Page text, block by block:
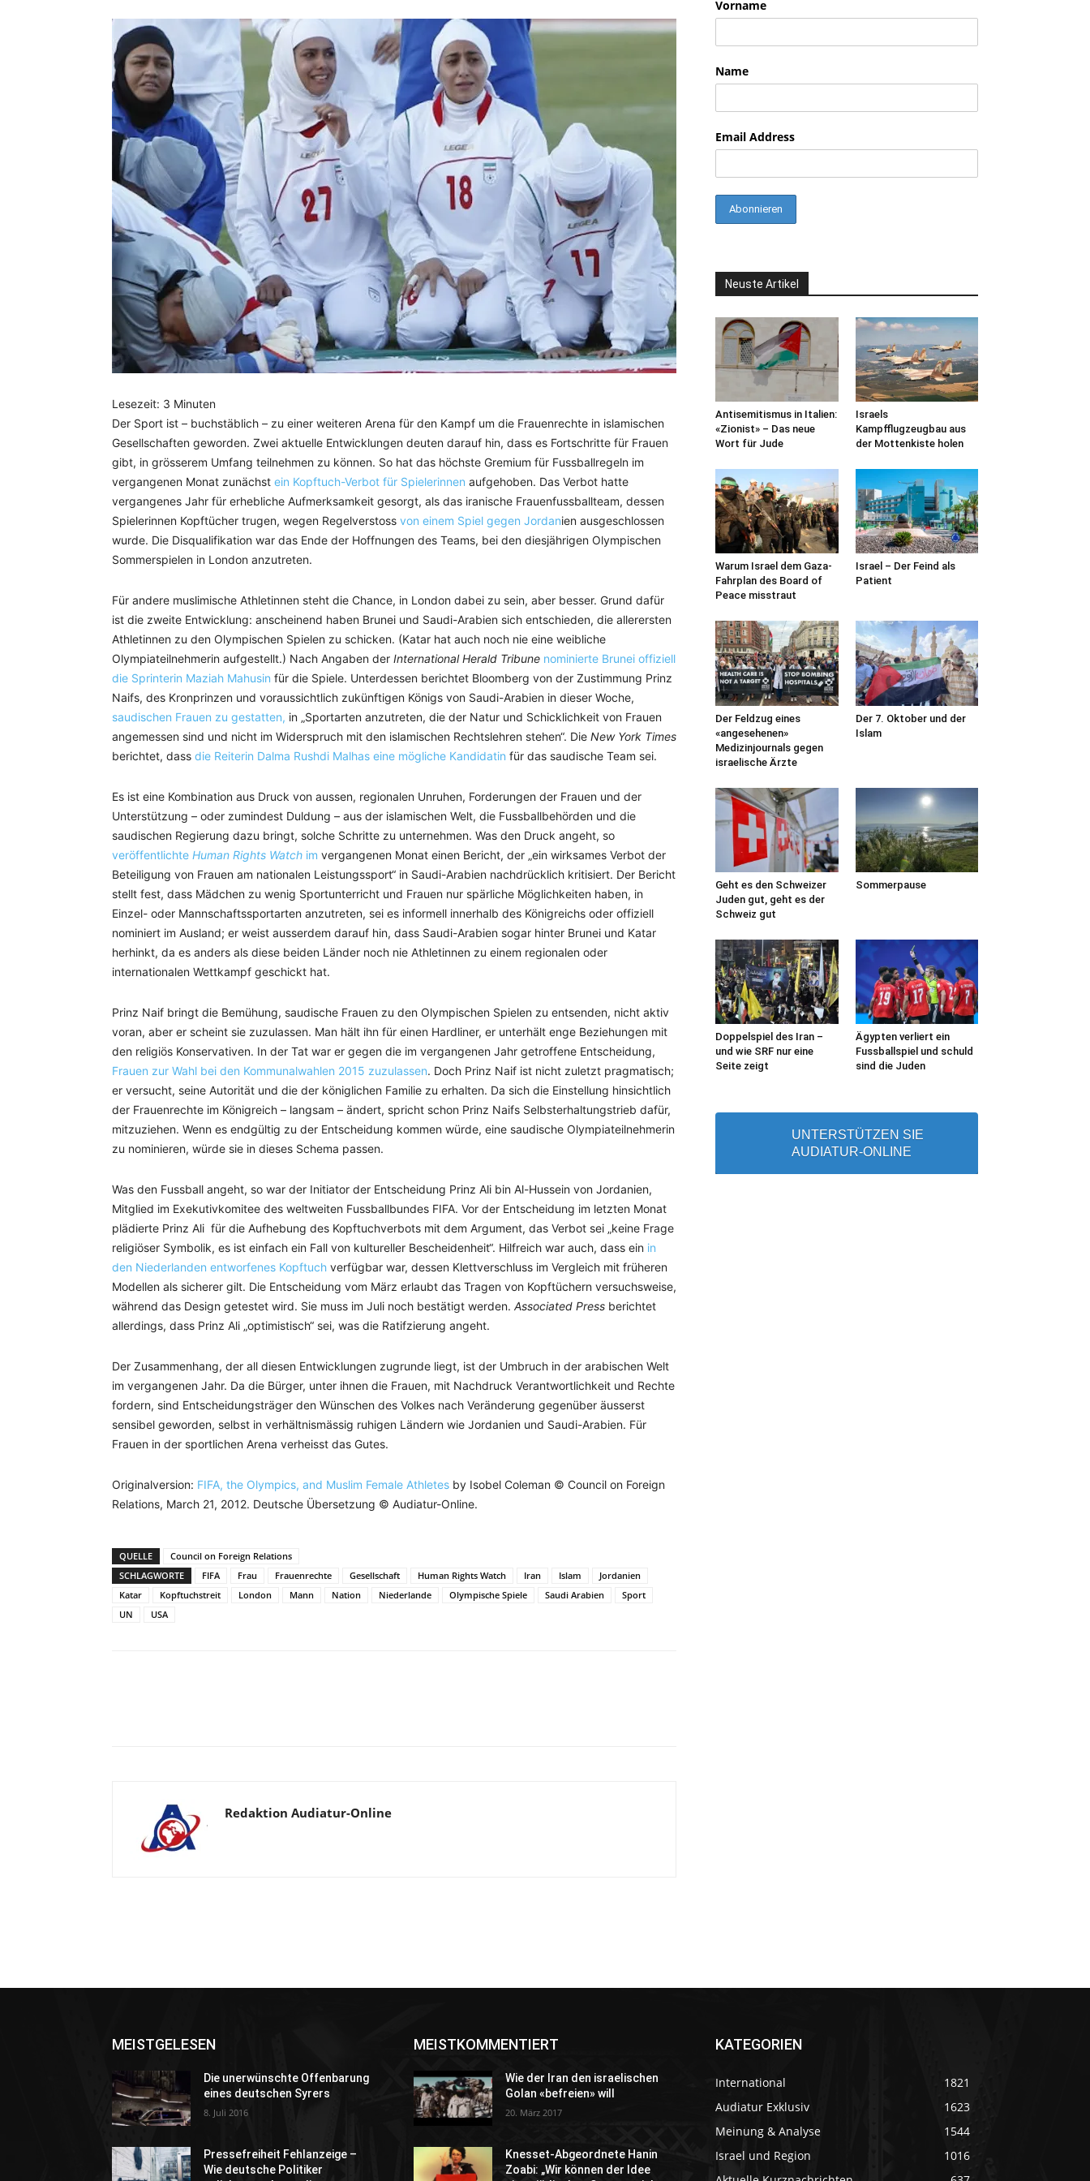
Lesezeit: 3 Minuten
Der Sport ist – buchstäblich – zu einer weiteren Arena für den Kampf um die Frauenrechte in islamischen
Gesellschaften geworden. Zwei aktuelle Entwicklungen deuten darauf hin, dass es Fortschritte für Frauen
gibt, in grösserem Umfang teilnehmen zu können. So hat das höchste Gremium für Fussballregeln im
vergangenen Monat zunächst ein Kopftuch-Verbot für Spielerinnen aufgehoben. Das Verbot hatte
vergangenes Jahr für erhebliche Aufmerksamkeit gesorgt, als das iranische Frauenfussballteam, dessen
Spielerinnen Kopftücher trugen, wegen Regelverstoss von einem Spiel gegen Jordanien ausgeschlossen
wurde. Die Disqualifikation war das Ende der Hoffnungen des Teams, bei den diesjährigen Olympischen
Sommerspielen in London anzutreten.
Für andere muslimische Athletinnen steht die Chance, in London dabei zu sein, aber besser. Grund dafür
ist die zweite Entwicklung: anscheinend haben Brunei und Saudi-Arabien sich entschieden, die allerersten
Athletinnen zu den Olympischen Spielen zu schicken. (Katar hat auch noch nie eine weibliche
Olympiateilnehmerin aufgestellt.) Nach Angaben der International Herald Tribune nominierte Brunei offiziell
die Sprinterin Maziah Mahusin für die Spiele. Unterdessen berichtet Bloomberg von der Zustimmung Prinz
Naifs, des Kronprinzen und voraussichtlich zukünftigen Königs von Saudi-Arabien in dieser Woche,
saudischen Frauen zu gestatten, in „Sportarten anzutreten, die der Natur und Schicklichkeit von Frauen
angemessen sind und nicht im Widerspruch mit den islamischen Rechtslehren stehen“. Die New York Times
berichtet, dass die Reiterin Dalma Rushdi Malhas eine mögliche Kandidatin für das saudische Team sei.
Es ist eine Kombination aus Druck von aussen, regionalen Unruhen, Forderungen der Frauen und der
Unterstützung – oder zumindest Duldung – aus der islamischen Welt, die Fussballbehörden und die
saudischen Regierung dazu bringt, solche Schritte zu unternehmen. Was den Druck angeht, so
veröffentlichte Human Rights Watch im vergangenen Monat einen Bericht, der „ein wirksames Verbot der
Beteiligung von Frauen am nationalen Leistungssport“ in Saudi-Arabien nachdrücklich kritisiert. Der Bericht
stellt fest, dass Mädchen zu wenig Sportunterricht und Frauen nur spärliche Möglichkeiten haben, in
Einzel- oder Mannschaftssportarten anzutreten, sei es informell innerhalb des Königreichs oder offiziell
nominiert im Ausland; er weist ausserdem darauf hin, dass Saudi-Arabien sogar hinter Brunei und Katar
herhinkt, da es anders als diese beiden Länder noch nie Athletinnen zu einem regionalen oder
internationalen Wettkampf geschickt hat.
Prinz Naif bringt die Bemühung, saudische Frauen zu den Olympischen Spielen zu entsenden, nicht aktiv
voran, aber er scheint sie zuzulassen. Man hält ihn für einen Hardliner, er unterhält enge Beziehungen mit
den religiös Konservativen. In der Tat war er gegen die im vergangenen Jahr getroffene Entscheidung,
Frauen zur Wahl bei den Kommunalwahlen 2015 zuzulassen. Doch Prinz Naif ist nicht zuletzt pragmatisch;
er versucht, seine Autorität und die der königlichen Familie zu erhalten. Da sich die Einstellung hinsichtlich
der Frauenrechte im Königreich – langsam – ändert, spricht schon Prinz Naifs Selbsterhaltungstrieb dafür,
mitzuziehen. Wenn es endgültig zu der Entscheidung kommen würde, eine saudische Olympiateilnehmerin
zu nominieren, würde sie in dieses Schema passen.
Was den Fussball angeht, so war der Initiator der Entscheidung Prinz Ali bin Al-Hussein von Jordanien,
Mitglied im Exekutivkomitee des weltweiten Fussballbundes FIFA. Vor der Entscheidung im letzten Monat
plädierte Prinz Ali für die Aufhebung des Kopftuchverbots mit dem Argument, das Verbot sei „keine Frage
religiöser Symbolik, es ist einfach ein Fall von kultureller Bescheidenheit“. Hilfreich war auch, dass ein in
den Niederlanden entworfenes Kopftuch verfügbar war, dessen Klettverschluss im Vergleich mit früheren
Modellen als sicherer gilt. Die Entscheidung vom März erlaubt das Tragen von Kopftüchern versuchsweise,
während das Design getestet wird. Sie muss im Juli noch bestätigt werden. Associated Press berichtet
allerdings, dass Prinz Ali „optimistisch“ sei, was die Ratifzierung angeht.
Der Zusammenhang, der all diesen Entwicklungen zugrunde liegt, ist der Umbruch in der arabischen Welt
im vergangenen Jahr. Da die Bürger, unter ihnen die Frauen, mit Nachdruck Verantwortlichkeit und Rechte
fordern, sind Entscheidungsträger den Wünschen des Volkes nach Veränderung gegenüber äusserst
sensibel geworden, selbst in verhältnismässig ruhigen Ländern wie Jordanien und Saudi-Arabien. Für
Frauen in der sportlichen Arena verheisst das Gutes.
Originalversion: FIFA, the Olympics, and Muslim Female Athletes by Isobel Coleman © Council on Foreign
Relations, March 21, 2012. Deutsche Übersetzung © Audiatur-Online.
QUELLE
Council on Foreign Relations
SCHLAGWORTE
FIFA Frau Frauenrechte Gesellschaft Human Rights Watch Iran Islam
Jordanien
Katar
Kopftuchstreit London Mann Nation Niederlande Olympische Spiele Saudi Arabien
Sport
UN
USA
Redaktion Audiatur-Online
Vorname
Name
Email Address
Neuste Artikel
Antisemitismus in Italien:
«Zionist» – Das neue
Wort für Jude
Israels
Kampfflugzeugbau aus
der Mottenkiste holen
Warum Israel dem Gaza-
Fahrplan des Board of
Peace misstraut
Israel – Der Feind als
Patient
Der Feldzug eines
«angesehenen»
Medizinjournals gegen
israelische Ärzte
Der 7. Oktober und der
Islam
Geht es den Schweizer
Juden gut, geht es der
Schweiz gut
Sommerpause
Doppelspiel des Iran –
und wie SRF nur eine
Seite zeigt
Ägypten verliert ein
Fussballspiel und schuld
sind die Juden
UNTERSTÜTZEN SIE
AUDIATUR-ONLINE
MEISTGELESEN
Die unerwünschte Offenbarung
eines deutschen Syrers
8. Juli 2016
Pressefreiheit Fehlanzeige –
Wie deutsche Politiker
MEISTKOMMENTIERT
Wie der Iran den israelischen
Golan «befreien» will
20. März 2017
Knesset-Abgeordnete Hanin
Zoabi: „Wir können der Idee
KATEGORIEN
International
1821
Audiatur Exklusiv
1623
Meinung & Analyse
1544
Israel und Region
1016